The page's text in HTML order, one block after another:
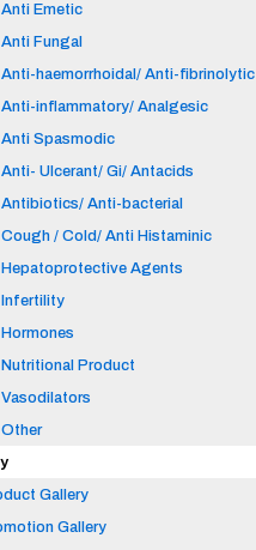
Anti Emetic
Anti Fungal
Anti-haemorrhoidal/ Anti-fibrinolytic
Anti-inflammatory/ Analgesic
Anti Spasmodic
Anti- Ulcerant/ Gi/ Antacids
Antibiotics/ Anti-bacterial
Cough / Cold/ Anti Histaminic
Hepatoprotective Agents
Infertility
Hormones
Nutritional Product
Vasodilators
Other
Gallery
Gallery